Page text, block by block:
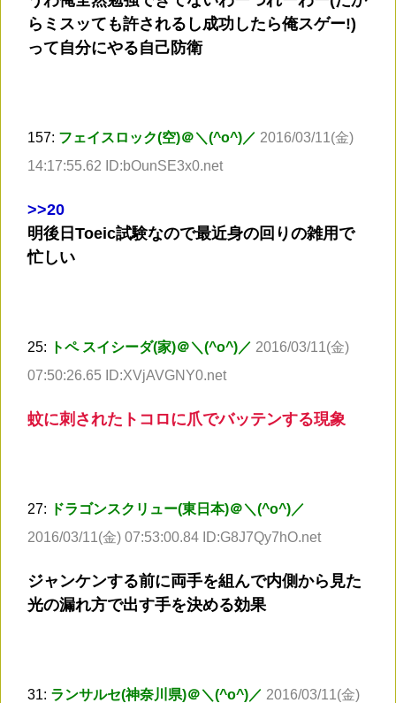
らミスッても許されるし成功したら俺スゲー!)
って自分にやる自己防衛
157: フェイスロック(空)＠＼(^o^)／ 2016/03/11(金)
14:17:55.62 ID:bOunSE3x0.net
>>20
明後日Toeic試験なので最近身の回りの雑用で
忙しい
25: トペ スイシーダ(家)＠＼(^o^)／ 2016/03/11(金)
07:50:26.65 ID:XVjAVGNY0.net
蚊に刺されたトコロに爪でバッテンする現象
27:
ドラゴンスクリュー(東日本)＠＼(^o^)／
2016/03/11(金) 07:53:00.84 ID:G8J7Qy7hO.net
ジャンケンする前に両手を組んで内側から見た
光の漏れ方で出す手を決める効果
31: ランサルセ(神奈川県)＠＼(^o^)／ 2016/03/11(金)